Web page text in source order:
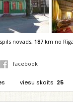
novads, 187 km no
facebook
viesu skaits 25